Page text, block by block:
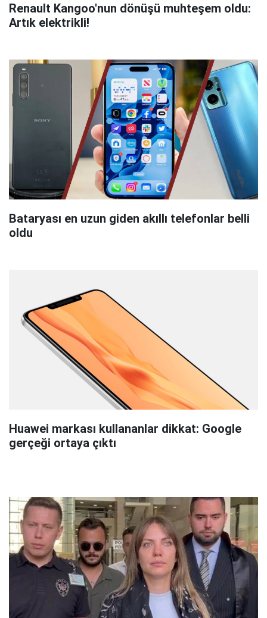
Renault Kangoo'nun dönüşü muhteşem oldu:
Artık elektrikli!
Bataryası en uzun giden akıllı telefonlar belli
oldu
Huawei markası kullananlar dikkat: Google
gerçeği ortaya çıktı